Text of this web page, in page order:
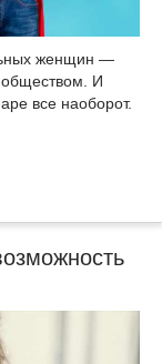
женщин —
И
все наоборот.